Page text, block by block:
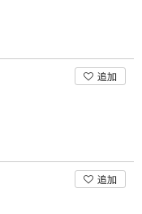
追加
追加